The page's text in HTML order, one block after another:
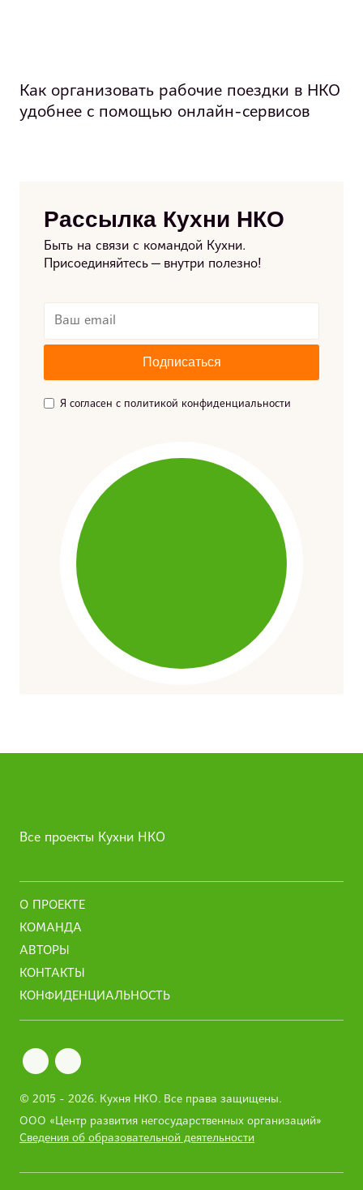
Как организовать рабочие поездки в НКО
удобнее с помощью онлайн-сервисов
Рассылка Кухни НКО
Быть на связи с командой Кухни.
Присоединяйтесь — внутри полезно!
Я согласен с политикой конфиденциальности
Все проекты Кухни НКО
О ПРОЕКТЕ
КОМАНДА
АВТОРЫ
КОНТАКТЫ
КОНФИДЕНЦИАЛЬНОСТЬ
© 2015 - 2026. Кухня НКО. Все права защищены.
ООО «Центр развития негосударственных организаций»
Сведения об образовательной деятельности